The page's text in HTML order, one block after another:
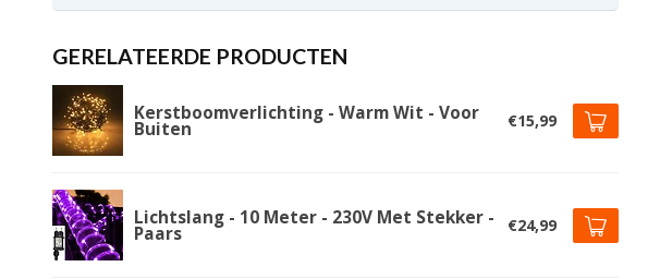
GERELATEERDE PRODUCTEN
Kerstboomverlichting - Warm Wit - Voor
Buiten €15,99
Lichtslang - 10 Meter - 230V Met Stekker -
Paars €24,99